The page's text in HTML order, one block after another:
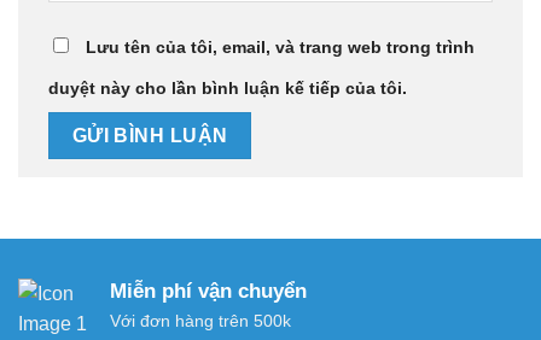
Lưu tên của tôi, email, và trang web trong trình
duyệt này cho lần bình luận kế tiếp của tôi.
Miễn phí vận chuyển
Với đơn hàng trên 500k